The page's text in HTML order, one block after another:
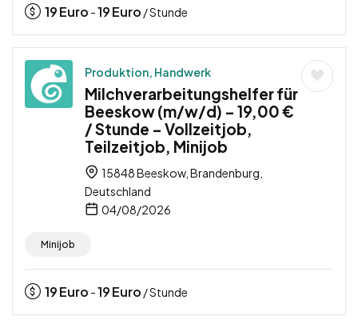
19Euro -19Euro / Stunde
Produktion, Handwerk
Milchverarbeitungshelfer für
Beeskow (m/w/d) – 19,00 €
/ Stunde – Vollzeitjob,
Teilzeitjob, Minijob
15848 Beeskow, Brandenburg,
Deutschland
04/08/2026
Minijob
19Euro -19Euro / Stunde